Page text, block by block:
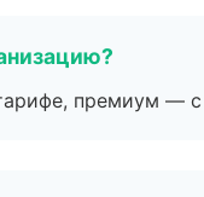
премиум —